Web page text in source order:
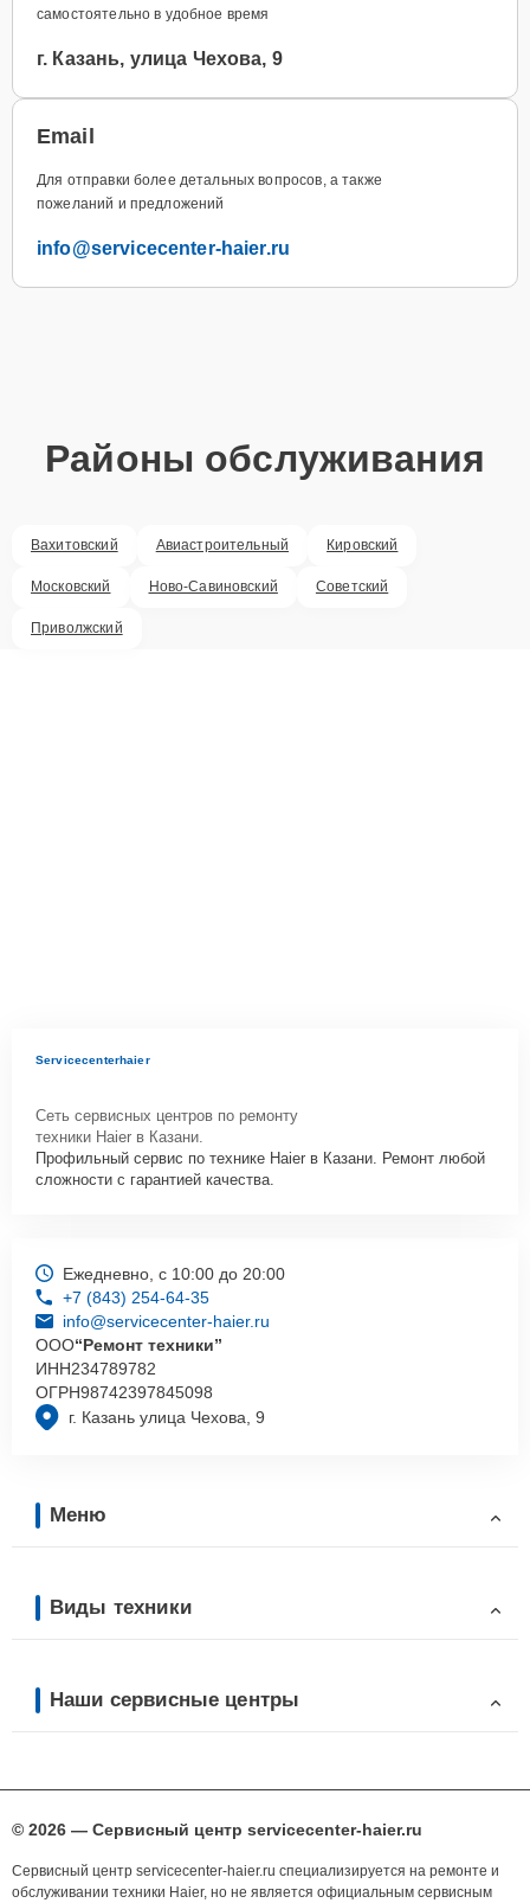
самостоятельно в удобное время
г. Казань, улица Чехова, 9
Email
Для отправки более детальных вопросов, а также
пожеланий и предложений
info@servicecenter-haier.ru
Районы обслуживания
Вахитовский Авиастроительный Кировский
Московский Ново-Савиновский Советский
Приволжский
Servicecenterhaier
Сеть сервисных центров по ремонту
техники Haier в Казани.
Профильный сервис по технике Haier в Казани. Ремонт любой
сложности с гарантией качества.
г. Казань улица Чехова, 9
Ежедневно, с 10:00 до 20:00
+7 (843) 254-64-35
info@servicecenter-haier.ru
ООО“Ремонт техники”
ИНН234789782
ОГРН98742397845098
Меню
Виды техники
Наши сервисные центры
© 2026 — Сервисный центр servicecenter-haier.ru
Сервисный центр servicecenter-haier.ru специализируется на ремонте и
обслуживании техники Haier, но не является официальным сервисным